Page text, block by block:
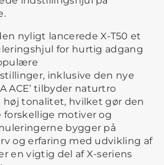
nyligt lancerede X-T50 et
for hurtig adgang
inklusive den nye
ACE’ tilbyder naturtro
høj tonalitet, hvilket gør den
motiver og
bygger på
og erfaring med udvikling af
en vigtig del af X-seriens